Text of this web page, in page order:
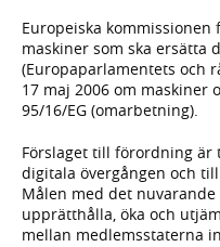
Europeiska
maskiner som ska ersätta
(Europaparlamentets och
17 maj 2006 om maskiner
95/16/EG (omarbetning).
Förslaget till förordning
digitala övergången och
Målen med det
upprätthålla, öka och
mellan medlemsstaterna